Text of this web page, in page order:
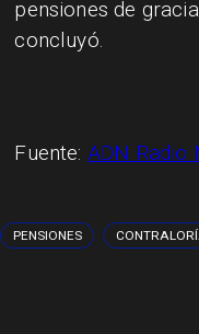
pensiones de
concluyó.
Fuente: ADN Radio
PENSIONES